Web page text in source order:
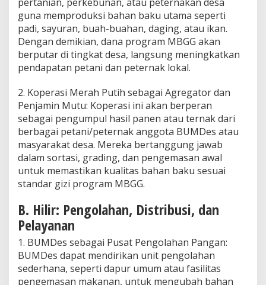
guna memproduksi bahan baku utama seperti
padi, sayuran, buah-buahan, daging, atau ikan.
Dengan demikian, dana program MBGG akan
berputar di tingkat desa, langsung meningkatkan
pendapatan petani dan peternak lokal.
2. Koperasi Merah Putih sebagai Agregator dan
Penjamin Mutu: Koperasi ini akan berperan
sebagai pengumpul hasil panen atau ternak dari
berbagai petani/peternak anggota BUMDes atau
masyarakat desa. Mereka bertanggung jawab
dalam sortasi, grading, dan pengemasan awal
untuk memastikan kualitas bahan baku sesuai
standar gizi program MBGG.
B. Hilir: Pengolahan, Distribusi, dan
Pelayanan
1. BUMDes sebagai Pusat Pengolahan Pangan:
BUMDes dapat mendirikan unit pengolahan
sederhana, seperti dapur umum atau fasilitas
pengemasan makanan, untuk mengubah bahan